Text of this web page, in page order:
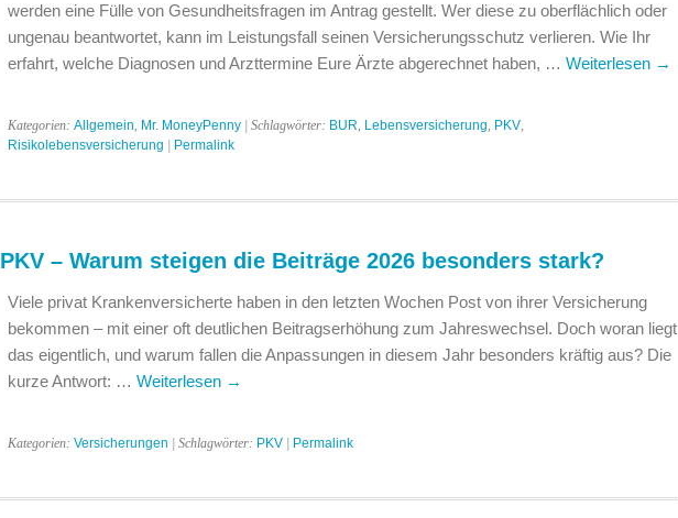
werden eine Fülle von Gesundheitsfragen im Antrag gestellt. Wer diese zu oberflächlich oder
ungenau beantwortet, kann im Leistungsfall seinen Versicherungsschutz verlieren. Wie Ihr
erfahrt, welche Diagnosen und Arzttermine Eure Ärzte abgerechnet haben, … Weiterlesen →
Kategorien: Allgemein, Mr. MoneyPenny| Schlagwörter: BUR, Lebensversicherung, PKV,
Risikolebensversicherung
Permalink
PKV – Warum steigen die Beiträge 2026 besonders stark?
Viele privat Krankenversicherte haben in den letzten Wochen Post von ihrer Versicherung
bekommen – mit einer oft deutlichen Beitragserhöhung zum Jahreswechsel. Doch woran liegt
das eigentlich, und warum fallen die Anpassungen in diesem Jahr besonders kräftig aus? Die
kurze Antwort: … Weiterlesen →
Kategorien: Versicherungen | Schlagwörter: PKV| Permalink